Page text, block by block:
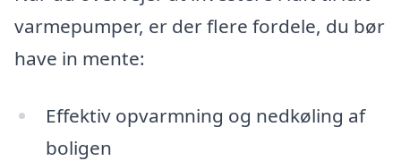
varmepumper, er der flere fordele, du bør
have in mente:
Effektiv opvarmning og nedkøling af
boligen